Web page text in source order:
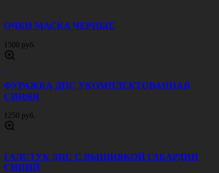
ОЧКИ МАСКА ЧЕРНЫЕ
1500 руб.
ФУРАЖКА ДПС УКОМПЛЕКТОВАННАЯ
СИНЯЯ
1250 руб.
ГАЛСТУК ДПС С ВЫШИВКОЙ ГАБАРДИН
СИНИЙ